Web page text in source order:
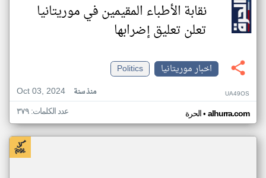
نقابة الأطباء المقيمين في موريتانيا
تعلن تعليق إضرابها
اخبار موريتانيا
Politics
Oct 03, 2024
منذ سنة UA49OS
الحرة• alhurra.com عدد الكلمات: ٣٧٩